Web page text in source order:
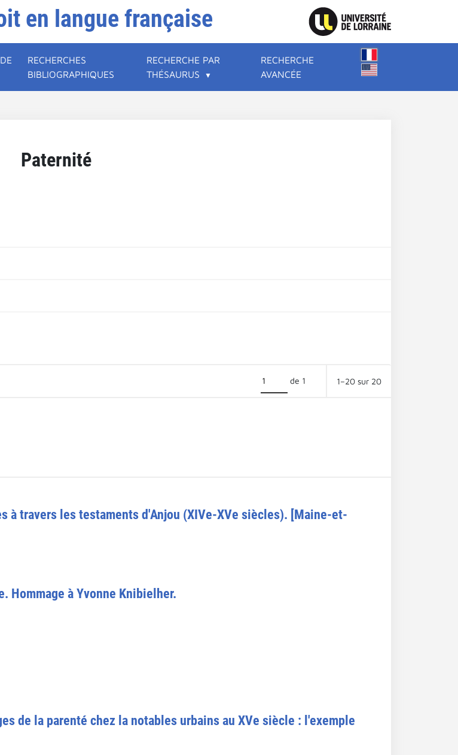
en langue française
RECHERCHES
BIBLIOGRAPHIQUES
RECHERCHE PAR
THÉSAURUS
RECHERCHE
AVANCÉE
Paternité
de 1 1–20 sur 20
à travers les testaments d'Anjou (XIVe-XVe siècles). [Maine-et-
à Yvonne Knibielher.
de la parenté chez la notables urbains au XVe siècle : l'exemple